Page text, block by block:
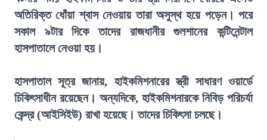
অতিরিক্ত ধোঁয়া শ্বাস নেওয়ায় তারা অসুস্থ হয়ে পড়েন। পরে
সকাল ৯টার দিকে তাদের রাজধানীর গুলশানের কন্টিনেন্টাল
হাসপাতালে নেওয়া হয়।
হাসপাতাল সূত্র জানায়, হাইকমিশনারের স্ত্রী সাধারণ ওয়ার্ডে
চিকিৎসাধীন রয়েছেন। অন্যদিকে, হাইকমিশনারকে নিবিড় পরিচর্যা
কেন্দ্র (আইসিইউ) রাখা হয়েছে। তাদের চিকিৎসা চলছে।